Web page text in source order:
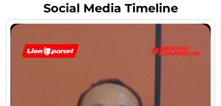
Social Media Timeline